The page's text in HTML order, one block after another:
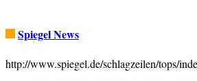
Spiegel News
http://www.spiegel.de/schlagzeilen/tops/